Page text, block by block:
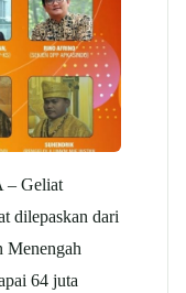
Geliat
dilepaskan dari
Menengah
64 juta